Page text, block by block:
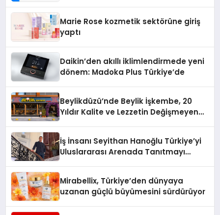
Marie Rose kozmetik sektörüne giriş
yaptı
Daikin’den akıllı iklimlendirmede yeni
dönem: Madoka Plus Türkiye’de
Beylikdüzü’nde Beylik İşkembe, 20
Yıldır Kalite ve Lezzetin Değişmeyen
İş İnsanı Seyithan Hanoğlu Türkiye’yi
Uluslararası Arenada Tanıtmayı
Mirabellix, Türkiye’den dünyaya
uzanan güçlü büyümesini sürdürüyor